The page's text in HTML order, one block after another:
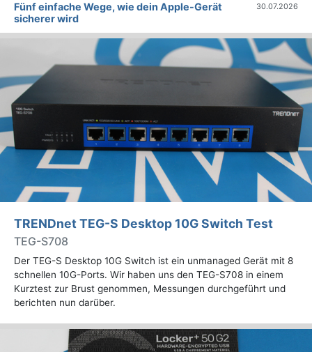
Fünf einfache Wege, wie dein Apple-Gerät
sicherer wird
30.07.2026
TRENDnet TEG-S Desktop 10G Switch Test
TEG-S708
Der TEG-S Desktop 10G Switch ist ein unmanaged Gerät mit 8
schnellen 10G-Ports. Wir haben uns den TEG-S708 in einem
Kurztest zur Brust genommen, Messungen durchgeführt und
berichten nun darüber.